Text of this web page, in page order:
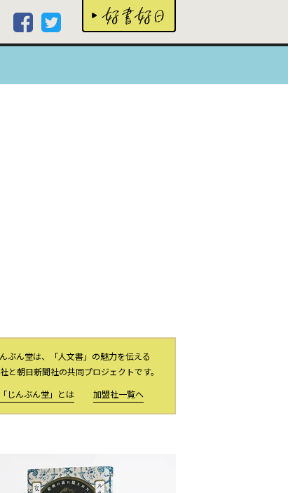
ぶん堂は、「人文書」の魅力を伝える
と朝日新聞社の共同プロジェクトです。
「じんぶん堂」とは
加盟社一覧へ